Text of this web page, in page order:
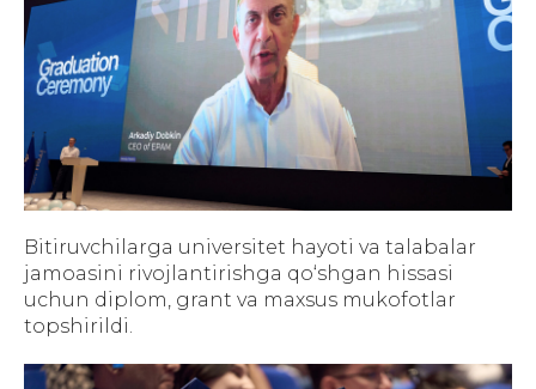
Bitiruvchilarga universitet hayoti va talabalar
jamoasini rivojlantirishga qo‘shgan hissasi
uchun diplom, grant va maxsus mukofotlar
topshirildi.